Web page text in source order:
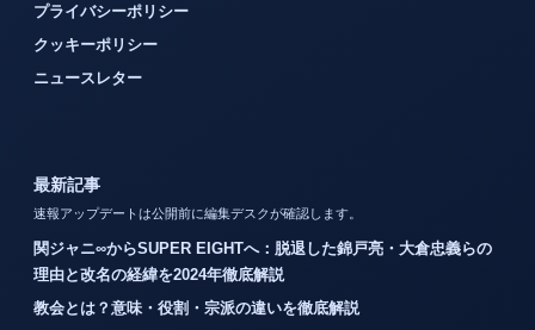
プライバシーポリシー
クッキーポリシー
ニュースレター
最新記事
速報アップデートは公開前に編集デスクが確認します。
関ジャニ∞からSUPER EIGHTへ：脱退した錦戸亮・大倉忠義らの
理由と改名の経緯を2024年徹底解説
教会とは？意味・役割・宗派の違いを徹底解説